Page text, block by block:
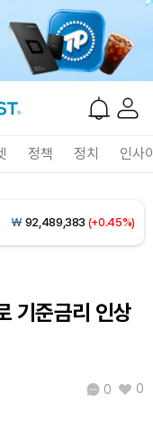
정책 정치 인사
₩ 92,489,383 (+0.45%)
₩1,424 (+0.01%)
기준금리 인상
0 0